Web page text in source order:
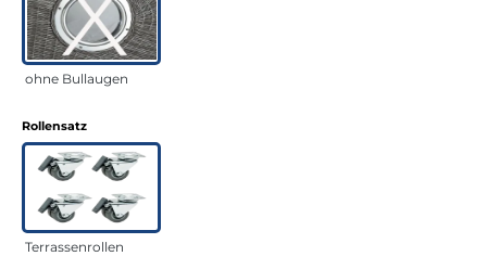
ohne Bullaugen
Rollensatzauswählen
Terrassenrollen